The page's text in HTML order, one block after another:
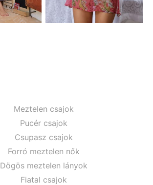
Meztelen csajok
Pucér csajok
Csupasz csajok
Forró meztelen nők
Dögös meztelen lányok
Fiatal csajok